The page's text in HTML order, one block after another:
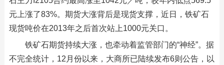
元上涨了83%。期货大涨背后是现货支撑，近日，铁矿石
现货吨价在2013年之后首次站上1000元关口。
铁矿石期货持续大涨，也牵动着监管部门的“神经”。据
不完全统计，12月份以来，大商所已陆续发布6则公告，以